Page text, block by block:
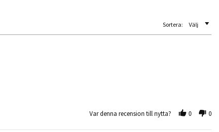
Sortera: Välj
Var denna recension till nytta? 0 0